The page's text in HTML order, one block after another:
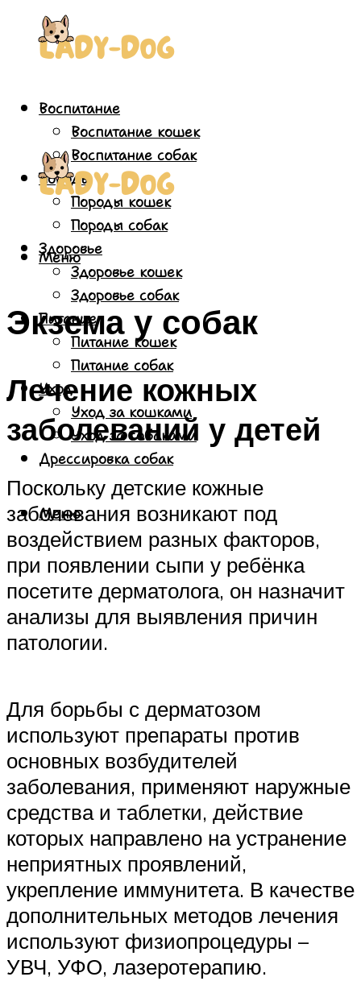
Воспитание
Воспитание кошек
Воспитание собак
Породы
Породы кошек
Породы собак
Здоровье
Здоровье кошек
Здоровье собак
Питание
Питание кошек
Питание собак
Уход
Уход за кошками
Уход за собаками
Дрессировка собак
Меню
Меню
Экзема у собак
Лечение кожных
заболеваний у детей
Поскольку детские кожные
заболевания возникают под
воздействием разных факторов,
при появлении сыпи у ребёнка
посетите дерматолога, он назначит
анализы для выявления причин
патологии.
Для борьбы с дерматозом
используют препараты против
основных возбудителей
заболевания, применяют наружные
средства и таблетки, действие
которых направлено на устранение
неприятных проявлений,
укрепление иммунитета. В качестве
дополнительных методов лечения
используют физиопроцедуры –
УВЧ, УФО, лазеротерапию.